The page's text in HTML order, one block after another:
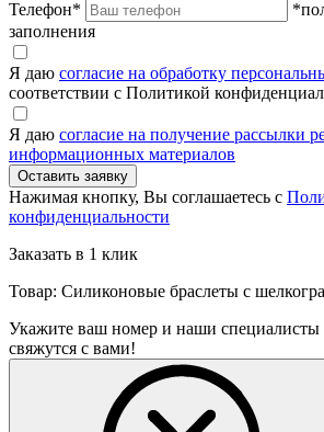
Телефон*
заполнения
Я даю согласие на обработку
соответствии с Политикой
Я даю согласие на получение рассылки
информационных материалов
Нажимая кнопку, Вы соглашаетесь с
конфиденциальности
Заказать в 1 клик
Товар: Силиконовые браслеты с
Укажите ваш номер и наши специалисты
свяжутся с вами!